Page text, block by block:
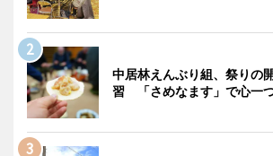
中居林えんぶり組、祭りの
習 「さめなます」で心一